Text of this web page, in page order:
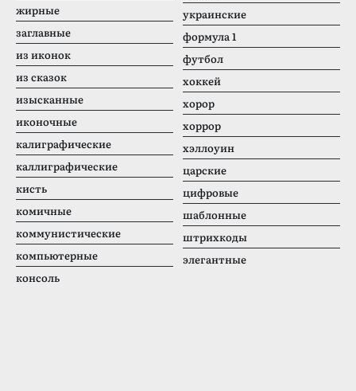
жирные
заглавные
из иконок
из сказок
изысканные
иконочные
калиграфические
каллиграфические
кисть
комичные
коммунистические
компьютерные
консоль
украинские
формула 1
футбол
хоккей
хорор
хоррор
хэллоуин
царские
цифровые
шаблонные
штрихкоды
элегантные